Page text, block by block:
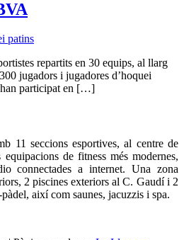
patins
repartits en 30 equips, al llarg
jugadors i jugadores d’hoquei
participat en […]
11 seccions esportives, al centre de
de fitness més modernes,
connectades a internet. Una zona
2 piscines exteriors al C. Gaudí i 2
així com saunes, jacuzzis i spa.